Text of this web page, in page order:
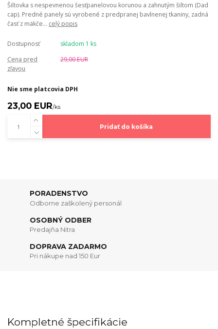
Šiltovka s nespevnenou šesťpanelovou korunou a zahnutým šiltom (Dad
cap). Predné panely sú vyrobené z predpranej bavlnenej tkaniny, zadná
časť z mäkče... celý popis
Dostupnosť
skladom 1 ks
Cena pred
zľavou
29,00 EUR
Nie sme platcovia DPH
23,00 EUR/ks
Pridať do košíka
PORADENSTVO
Odborne zaškolený personál
OSOBNÝ ODBER
Predajňa Nitra
DOPRAVA ZADARMO
Pri nákupe nad 150 Eur
Kompletné špecifikácie